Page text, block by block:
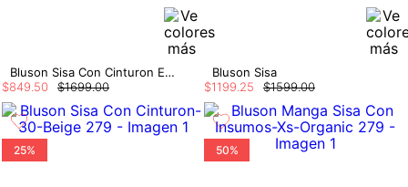
Bluson Sisa Con Cinturon En La Misma Tel
$1699.00
$849.50
Bluson Sisa
$1599.00
$1199.25
25% 50%